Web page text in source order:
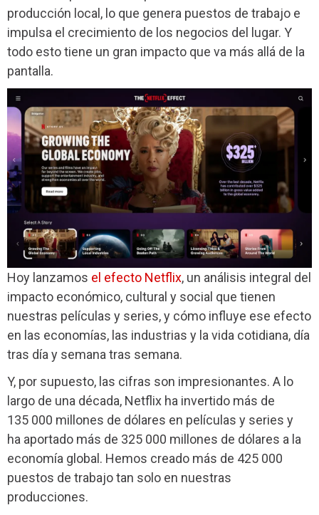
producción local, lo que genera puestos de trabajo e
impulsa el crecimiento de los negocios del lugar. Y
todo esto tiene un gran impacto que va más allá de la
pantalla.
Hoy lanzamos el efecto Netflix, un análisis integral del
impacto económico, cultural y social que tienen
nuestras películas y series, y cómo influye ese efecto
en las economías, las industrias y la vida cotidiana, día
tras día y semana tras semana.
Y, por supuesto, las cifras son impresionantes. A lo
largo de una década, Netflix ha invertido más de
135 000 millones de dólares en películas y series y
ha aportado más de 325 000 millones de dólares a la
economía global. Hemos creado más de 425 000
puestos de trabajotan solo en nuestras
producciones.